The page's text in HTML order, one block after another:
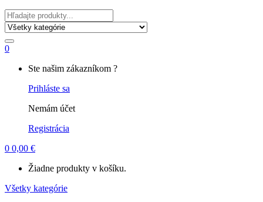
Hľadať
0
Ste našim zákazníkom ?
Prihláste sa
Nemám účet
Registrácia
0 0,00 €
Žiadne produkty v košíku.
Všetky kategórie